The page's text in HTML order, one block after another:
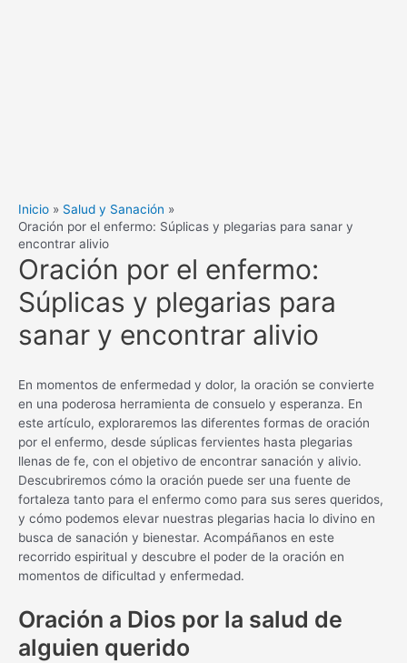
Inicio
Salud y Sanación
Oración por el enfermo: Súplicas y plegarias para sanar y
encontrar alivio
Oración por el enfermo:
Súplicas y plegarias para
sanar y encontrar alivio
En momentos de enfermedad y dolor, la oración se convierte
en una poderosa herramienta de consuelo y esperanza. En
este artículo, exploraremos las diferentes formas de oración
por el enfermo, desde súplicas fervientes hasta plegarias
llenas de fe, con el objetivo de encontrar sanación y alivio.
Descubriremos cómo la oración puede ser una fuente de
fortaleza tanto para el enfermo como para sus seres queridos,
y cómo podemos elevar nuestras plegarias hacia lo divino en
busca de sanación y bienestar. Acompáñanos en este
recorrido espiritual y descubre el poder de la oración en
momentos de dificultad y enfermedad.
Oración a Dios por la salud de
alguien querido